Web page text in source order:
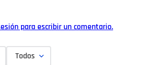
para escribir un comentario.
Todos